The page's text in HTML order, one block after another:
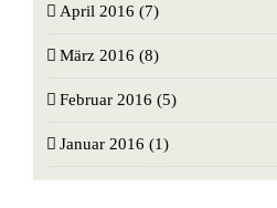
April 2016 (7)
März 2016 (8)
Februar 2016 (5)
Januar 2016 (1)